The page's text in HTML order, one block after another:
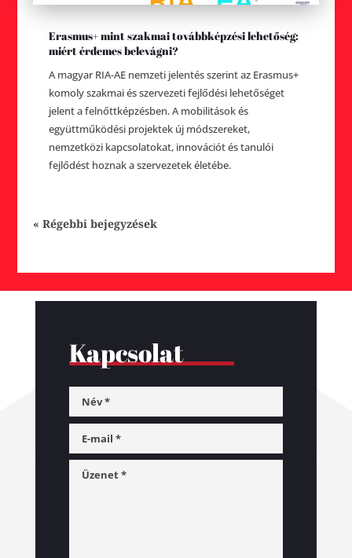
Erasmus+ mint szakmai továbbképzési lehetőség:
miért érdemes belevágni?
A magyar RIA-AE nemzeti jelentés szerint az Erasmus+
komoly szakmai és szervezeti fejlődési lehetőséget
jelent a felnőttképzésben. A mobilitások és
együttműködési projektek új módszereket,
nemzetközi kapcsolatokat, innovációt és tanulói
fejlődést hoznak a szervezetek életébe.
« Régebbi bejegyzések
Kapcsolat